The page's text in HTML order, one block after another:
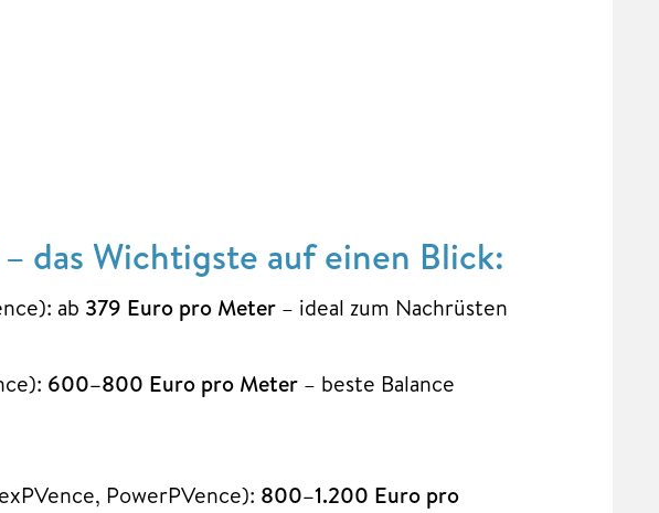
das Wichtigste auf einen Blick:
ab 379 Euro pro Meter – ideal zum Nachrüsten
600–800 Euro pro Meter – beste Balance
PowerPVence): 800–1.200 Euro pro